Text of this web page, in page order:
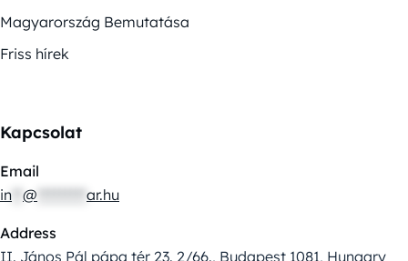
Magyarország Bemutatása
Friss hírek
Kapcsolat
Email
in @ ar.hu
Address
II. János Pál pápa tér 23. 2/66., Budapest 1081, Hungary